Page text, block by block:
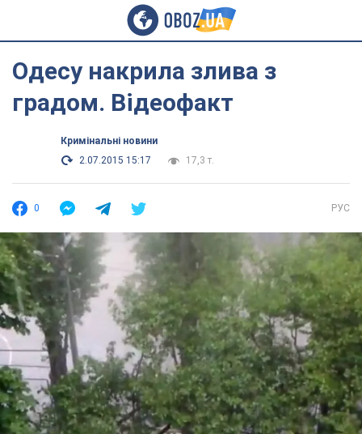
Одесу накрила злива з
градом. Відеофакт
Кримінальні новини
2.07.2015 15:17
17,3 т.
0 РУС